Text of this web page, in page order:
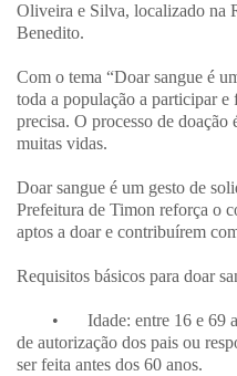
Oliveira e Silva, localizado na
Benedito.
Com o tema “Doar sangue é
toda a população a participar
precisa. O processo de
muitas vidas.
Doar sangue é um gesto de
Prefeitura de Timon reforça o
aptos a doar e contribuírem
Requisitos básicos para doar
•
Idade: entre 16 e 69
de autorização dos pais ou
ser feita antes dos 60 anos.